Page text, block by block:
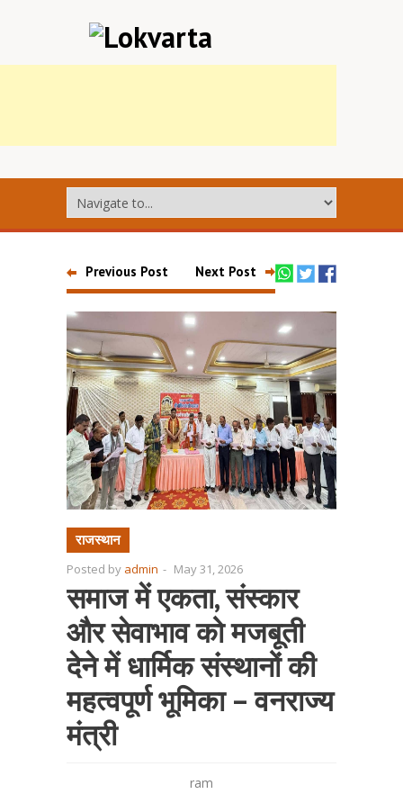
Previous Post Next Post
राजस्थान
Posted by admin - May 31, 2026
समाज में एकता, संस्कार
और सेवाभाव को मजबूती
देने में धार्मिक संस्थानों की
महत्वपूर्ण भूमिका – वनराज्य
मंत्री
ram